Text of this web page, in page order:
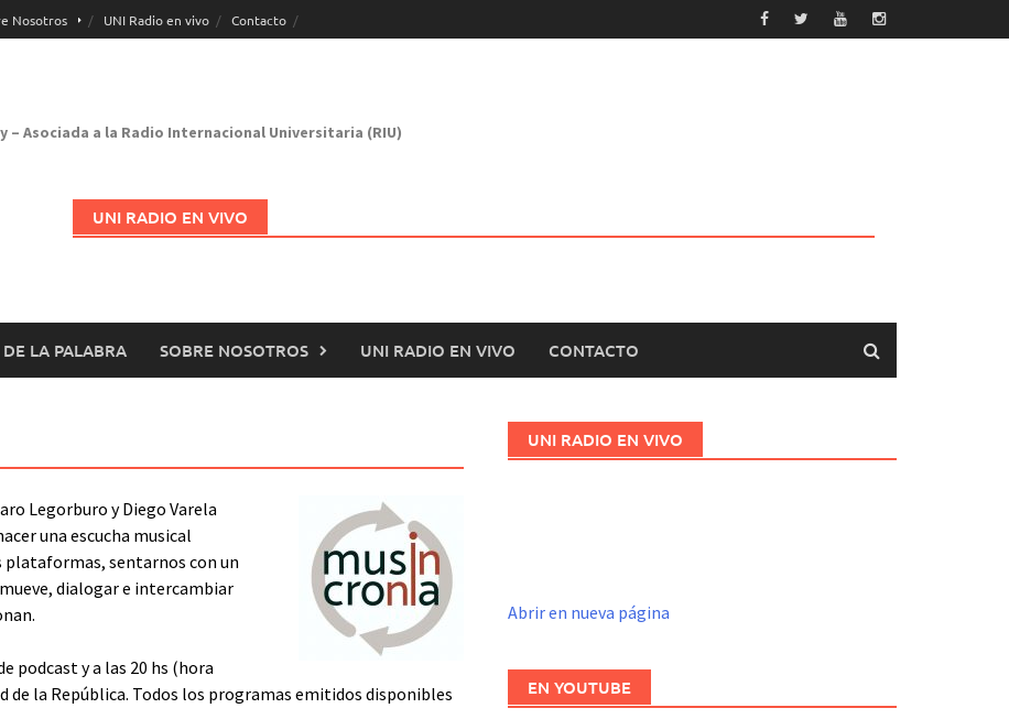
Nosotros UNI Radio en vivo Contacto
– Asociada a la Radio Internacional Universitaria (RIU)
UNI RADIO EN VIVO
LA PALABRA SOBRE NOSOTROS UNI RADIO EN VIVO CONTACTO
Legorburo y Diego Varela
una escucha musical
plataformas, sentarnos con un
dialogar e intercambiar
podcast y a las 20 hs (hora
de la República. Todos los programas emitidos disponibles
UNI RADIO EN VIVO
Abrir en nueva página
EN YOUTUBE